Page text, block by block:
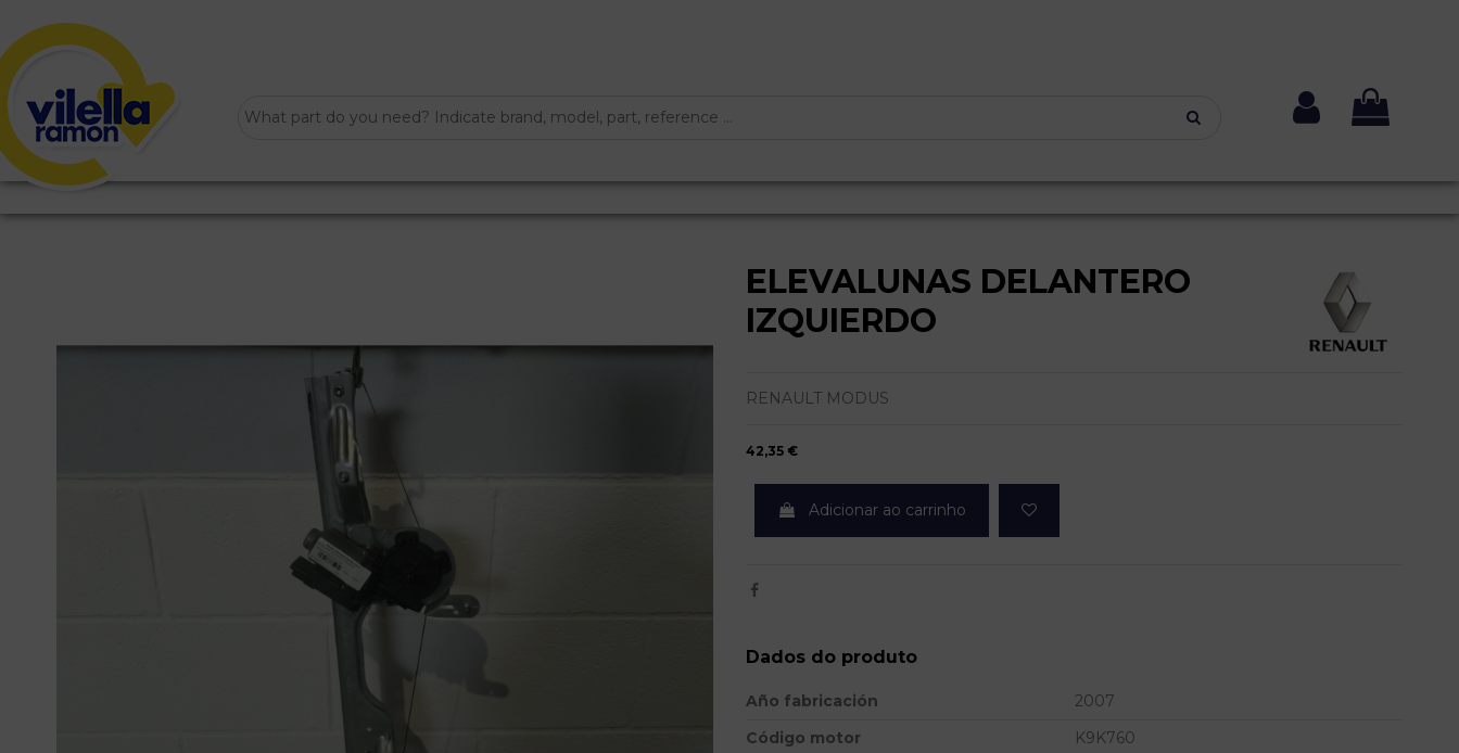
ELEVALUNAS DELANTERO
IZQUIERDO
RENAULT MODUS
42,35 €
Adicionar ao carrinho
Dados do produto
Año fabricación
2007
Código motor
K9K760